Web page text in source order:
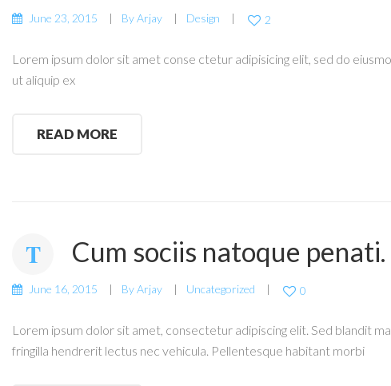
June 23, 2015 ByArjay Design 2
Lorem ipsum dolor sit amet conse ctetur adipisicing elit, sed do
ut aliquip ex
READ MORE
Cum sociis natoque penati.
June 16, 2015 ByArjay Uncategorized 0
Lorem ipsum dolor sit amet, consectetur adipiscing elit. Sed blandit
fringilla hendrerit lectus nec vehicula. Pellentesque habitant morbi